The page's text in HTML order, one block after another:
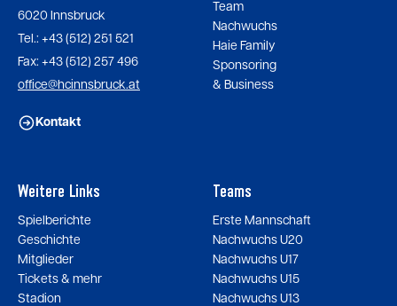
6020 Innsbruck
Tel.: +43 (512) 251 521
Fax: +43 (512) 257 496
office@hcinnsbruck.at
Kontakt
Team
Nachwuchs
Haie Family
Sponsoring
& Business
Weitere Links
Spielberichte
Geschichte
Mitglieder
Tickets & mehr
Stadion
Teams
Erste Mannschaft
Nachwuchs U20
Nachwuchs U17
Nachwuchs U15
Nachwuchs U13